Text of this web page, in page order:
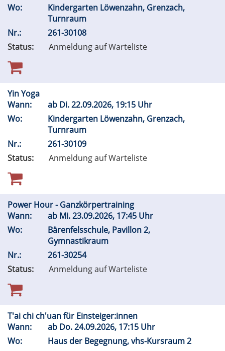
Wo:
Kindergarten Löwenzahn, Grenzach,
Turnraum
Nr.:
261-30108
Status:
Anmeldung auf Warteliste
Yin Yoga
Wann:
ab Di.22.09.2026, 19:15 Uhr
Wo:
Kindergarten Löwenzahn, Grenzach,
Turnraum
Nr.:
261-30109
Status:
Anmeldung auf Warteliste
Power Hour - Ganzkörpertraining
Wann:
ab Mi.23.09.2026, 17:45 Uhr
Wo:
Bärenfelsschule, Pavillon 2,
Gymnastikraum
Nr.:
261-30254
Status:
Anmeldung auf Warteliste
T'ai chi ch'uan für Einsteiger:innen
Wann:
ab Do.24.09.2026, 17:15 Uhr
Wo:
Haus der Begegnung, vhs-Kursraum 2